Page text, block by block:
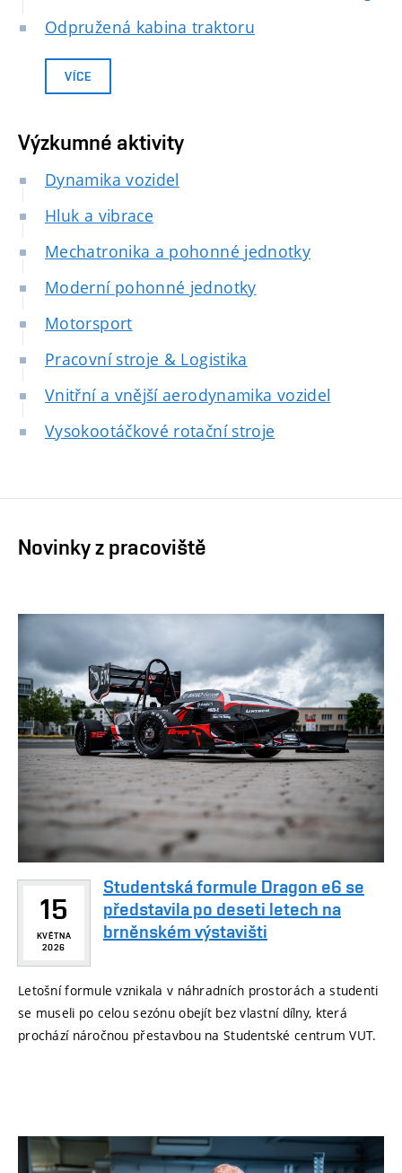
Odpružená kabina traktoru
VÍCE
Výzkumné aktivity
Dynamika vozidel
Hluk a vibrace
Mechatronika a pohonné jednotky
Moderní pohonné jednotky
Motorsport
Pracovní stroje & Logistika
Vnitřní a vnější aerodynamika vozidel
Vysokootáčkové rotační stroje
Novinky z pracoviště
15
KVĚTNA
2026
Studentská formule Dragon e6 se
představila po deseti letech na
brněnském výstavišti
Letošní formule vznikala v náhradních prostorách a studenti
se museli po celou sezónu obejít bez vlastní dílny, která
prochází náročnou přestavbou na Studentské centrum VUT.